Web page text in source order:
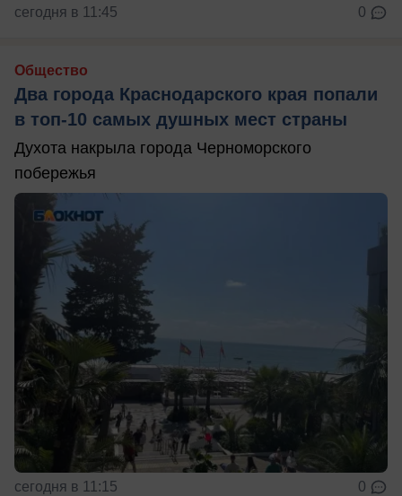
сегодня в 11:45 0
Общество
Два города Краснодарского края попали
в топ-10 самых душных мест страны
Духота накрыла города Черноморского
побережья
сегодня в 11:15 0